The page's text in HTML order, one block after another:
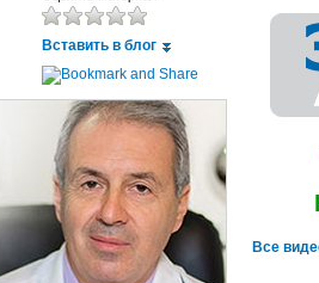
Вставить в блог
Все